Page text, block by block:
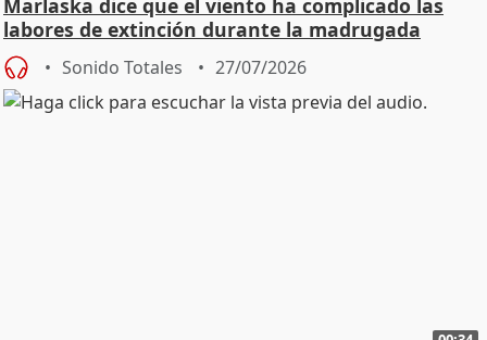
Marlaska dice que el viento ha complicado las
labores de extinción durante la madrugada
Sonido Totales 27/07/2026